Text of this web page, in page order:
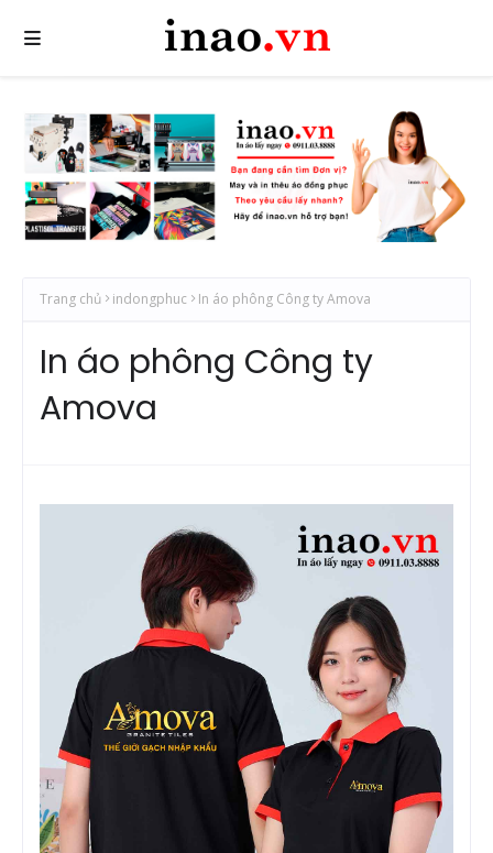
Trang chủ indongphuc In áo phông Công ty Amova
In áo phông Công ty
Amova